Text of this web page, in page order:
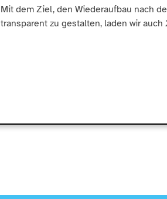
Mit dem Ziel, den Wiederaufbau nach
transparent zu gestalten, laden wir